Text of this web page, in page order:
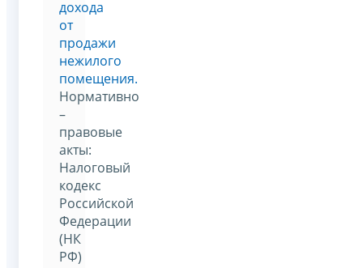
дохода
от
продажи
нежилого
помещения.
Нормативно
–
правовые
акты:
Налоговый
кодекс
Российской
Федерации
(НК
РФ)